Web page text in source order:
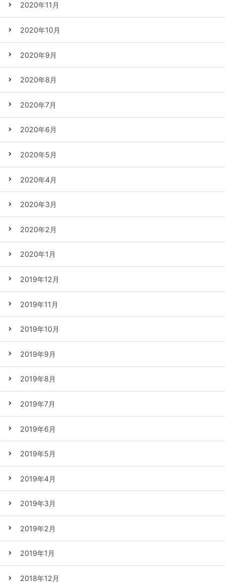
2020年11月
2020年10月
2020年9月
2020年8月
2020年7月
2020年6月
2020年5月
2020年4月
2020年3月
2020年2月
2020年1月
2019年12月
2019年11月
2019年10月
2019年9月
2019年8月
2019年7月
2019年6月
2019年5月
2019年4月
2019年3月
2019年2月
2019年1月
2018年12月